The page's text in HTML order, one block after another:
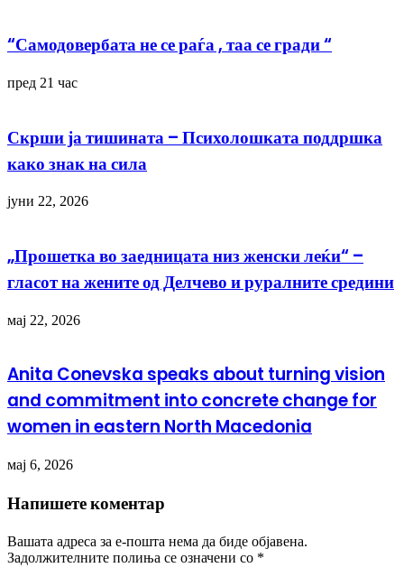
“Самодовербата не се раѓа , таа се гради “
пред 21 час
Скрши ја тишината – Психолошката поддршка
како знак на сила
јуни 22, 2026
„Прошетка во заедницата низ женски леќи“ –
гласот на жените од Делчево и руралните средини
мај 22, 2026
Anita Conevska speaks about turning vision
and commitment into concrete change for
women in eastern North Macedonia
мај 6, 2026
Напишете коментар
Вашата адреса за е-пошта нема да биде објавена.
Задолжителните полиња се означени со *